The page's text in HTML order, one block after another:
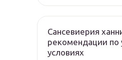
Сансевиерия
рекомендации по
условиях